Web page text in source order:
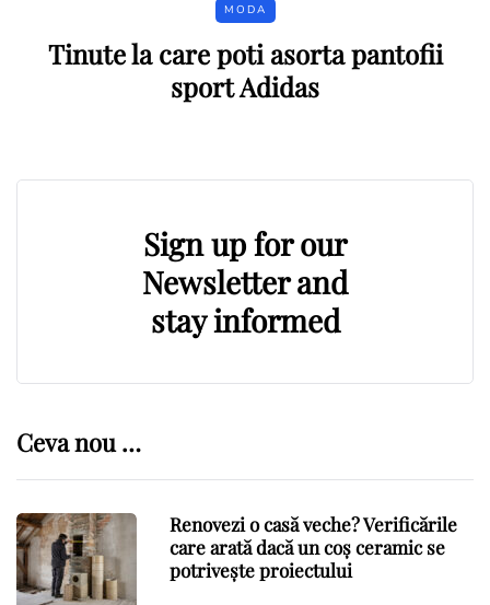
MODA
Tinute la care poti asorta pantofii
sport Adidas
Sign up for our
Newsletter and
stay informed
Ceva nou …
Renovezi o casă veche? Verificările
care arată dacă un coș ceramic se
potrivește proiectului